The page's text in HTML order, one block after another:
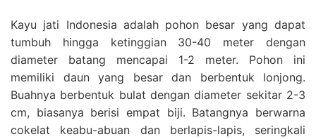
Kayu jati Indonesia adalah pohon besar yang dapat
tumbuh hingga ketinggian 30-40 meter dengan
diameter batang mencapai 1-2 meter. Pohon ini
memiliki daun yang besar dan berbentuk lonjong.
Buahnya berbentuk bulat dengan diameter sekitar 2-3
cm, biasanya berisi empat biji. Batangnya berwarna
cokelat keabu-abuan dan berlapis-lapis, seringkali